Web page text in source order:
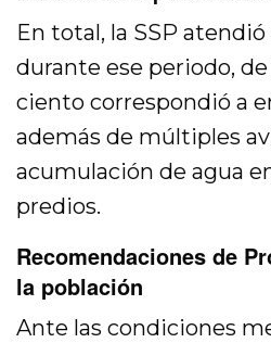
En total, la SSP
durante ese periodo,
ciento correspondió a
además de múltiples
acumulación de agua
predios.
Recomendaciones de
la población
Ante las condiciones